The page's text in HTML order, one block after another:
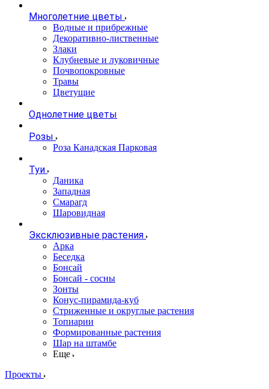
Многолетние цветы
Водные и прибрежные
Декоративно-лиственные
Злаки
Клубневые и луковичные
Почвопокровные
Травы
Цветущие
Однолетние цветы
Розы
Роза Канадская Парковая
Туи
Даника
Западная
Смарагд
Шаровидная
Эксклюзивные растения
Арка
Беседка
Бонсай
Бонсай - сосны
Зонты
Конус-пирамида-куб
Стриженные и округлые растения
Топиарии
Формированные растения
Шар на штамбе
Еще
Проекты